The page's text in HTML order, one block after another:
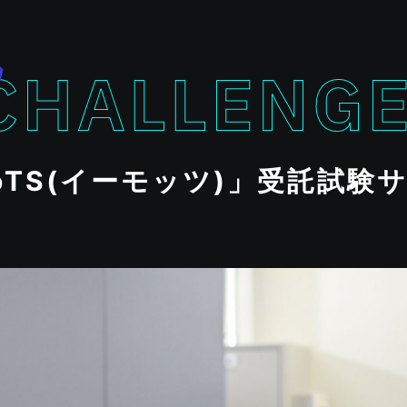
イーモッツ)」 受託試験